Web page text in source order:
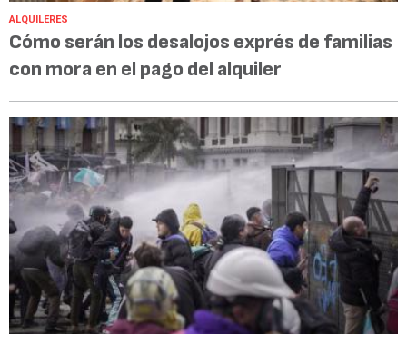
ALQUILERES
Cómo serán los desalojos exprés de familias
con mora en el pago del alquiler